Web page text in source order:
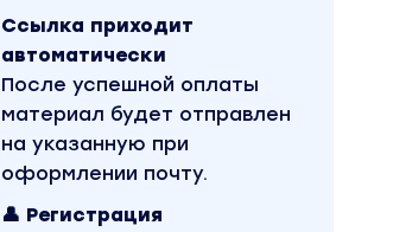
Ссылка приходит
автоматически
После успешной оплаты
материал будет отправлен
на указанную при
оформлении почту.
👤 Регистрация